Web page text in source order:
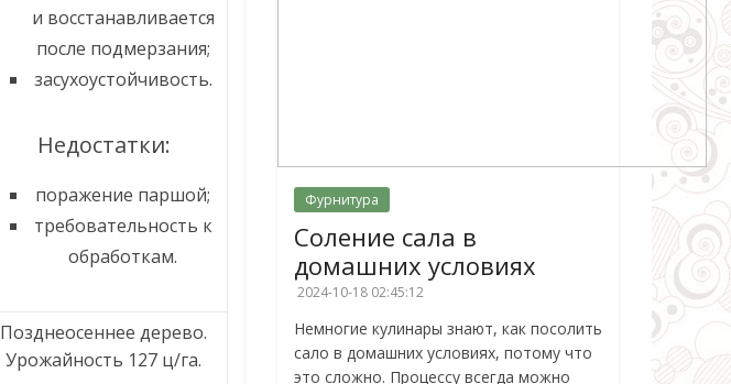
и восстанавливается
после подмерзания;
засухоустойчивость.
Недостатки:
поражение паршой;
требовательность к
обработкам.
Позднеосеннее дерево.
Урожайность 127 ц/га.
Фурнитура
Соление сала в
домашних условиях
2024-10-18 02:45:12
Немногие кулинары знают, как посолить
сало в домашних условиях, потому что
это сложно. Процессу всегда можно